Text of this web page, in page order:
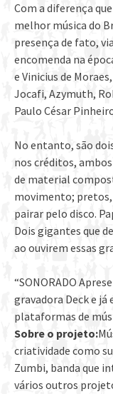
Com a diferença
melhor música do
presença de fato,
encomenda na
e Vinicius de
Jocafi, Azymuth,
Paulo César
No entanto, são
nos créditos,
de material
movimento; pretos,
pairar pelo disco.
Dois gigantes que
ao ouvirem essas
“SONORADO
gravadora Deck e
plataformas de
Sobre o projeto:
criatividade como
Zumbi, banda que
vários outros